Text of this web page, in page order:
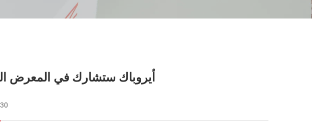
أيروباك ستشارك في المعرض التجاري الـ139 في